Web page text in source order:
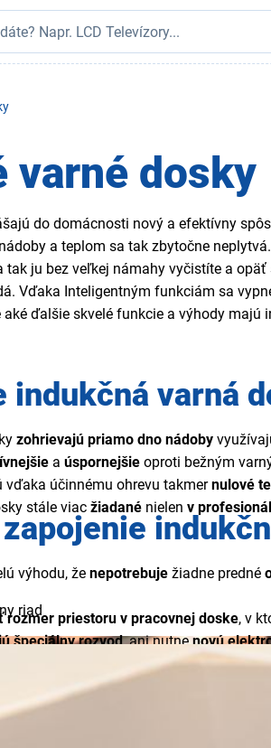
varné dosky
do domácnosti nový a efektívny
a teplom sa tak zbytočne
tak ju bez veľkej námahy vyčistíte a
Vďaka Inteligentným funkciám sa
ďalšie skvelé funkcie a výhody majú
riad
indukčná varná
zohrievajú priamo dno nádoby
a úspornejšie oproti bežným
vďaka účinnému ohrevu takmernulové
stále viac žiadané nielen v
výhodu, že nepotrebuje žiadne predné
rozmer priestoru v pracovnej doske, v
špeciálny rozvod, ani nutnenovú
možno pripojiť indukčnú dosku na
výkon od 3000 – 9000 W (Wattov).
Efektívne a rýchlo bude pracovať